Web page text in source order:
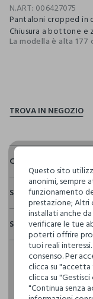
N.ART: 006427075
Pantaloni cropped in
Chiusura a bottone e
La modella è alta 177
Composizione e cura
Composizione:
100% COTONE
NON
LAVAGGIO A
Sostenibilità e
Sicurezza
Il 100% dei nostri
fisici, per
definito per l’uso
restrittivi rispetto
internazionale.
Clicca qui per
Spedizione e resi
Hai fino a 30
cambiare idea e
Questo sito
anonimi, sempre
funzionamento
prestazione;
installati anche
verificare le tue
poterti offrire
tuoi reali
consenso. Per
clicca su
clicca su
"Continua senza